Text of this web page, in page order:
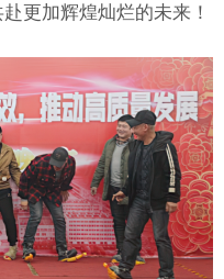
更加辉煌灿烂的未来！